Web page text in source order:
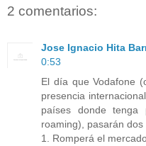
2 comentarios:
Jose Ignacio Hita
0:53
El día que Vodafone
presencia
países donde tenga
roaming), pasarán dos
1. Romperá el